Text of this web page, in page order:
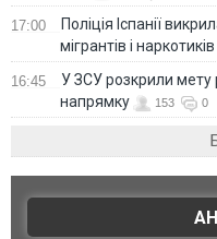
17:00
Поліція Іспанії
мігрантів і наркотиків
16:45
У ЗСУ розкрили мету
напрямку
153 0